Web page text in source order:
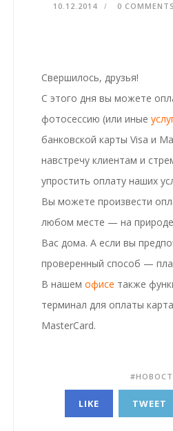
10.12.2014 0 COMMENTS
Свершилось, друзья!
С этого дня вы можете
фотосессию (или иные
банковской карты Visa и
навстречу клиентам и
упростить оплату наших
Вы можете произвести
любом месте — на
Вас дома. А если вы
проверенный способ —
В нашем офисе также
терминал для оплаты
MasterCard.
LIKE TWEET